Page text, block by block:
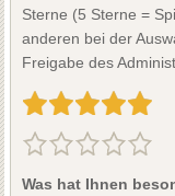
Sterne (5 Sterne =
anderen bei der
Freigabe des
Was hat Ihnen